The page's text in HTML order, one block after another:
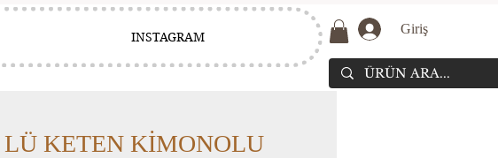
INSTAGRAM
Giriş
LÜ KETEN KİMONOLU